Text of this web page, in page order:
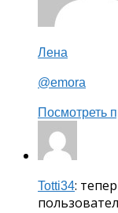
Лена
@emora
Посмотреть
Totti34: